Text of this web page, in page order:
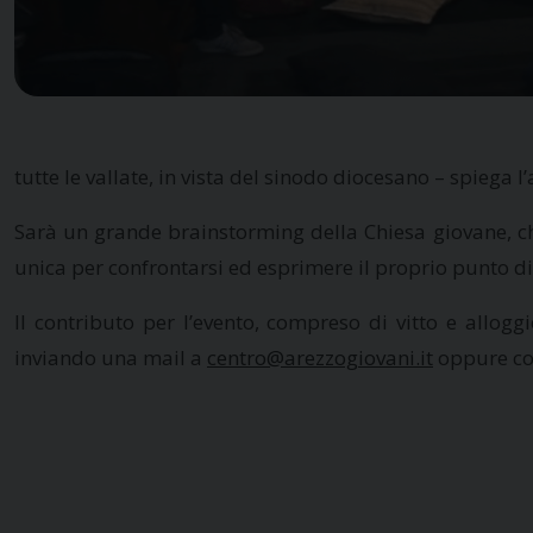
tutte le vallate, in vista del sinodo diocesano – spiega
Sarà un grande brainstorming della Chiesa giovane,
unica per confrontarsi ed esprimere il proprio punto
Il contributo per l’evento, compreso di vitto e
inviando una mail a centro@arezzogiovani.it oppure